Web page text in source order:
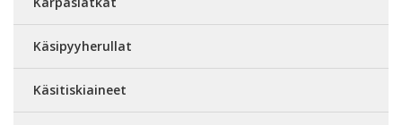
Käsipyyherullat
Käsitiskiaineet